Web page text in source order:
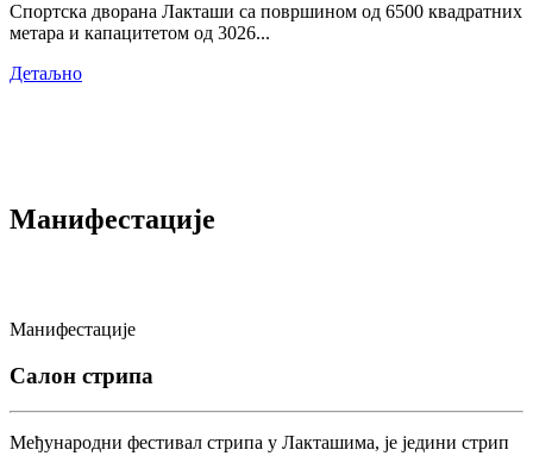
Спортска дворана Лакташи са површином од 6500 квадратних
метара и капацитетом од 3026...
Детаљно
Манифестације
Манифестације
Салон стрипа
Међународни фестивал стрипа у Лакташима, је једини стрип